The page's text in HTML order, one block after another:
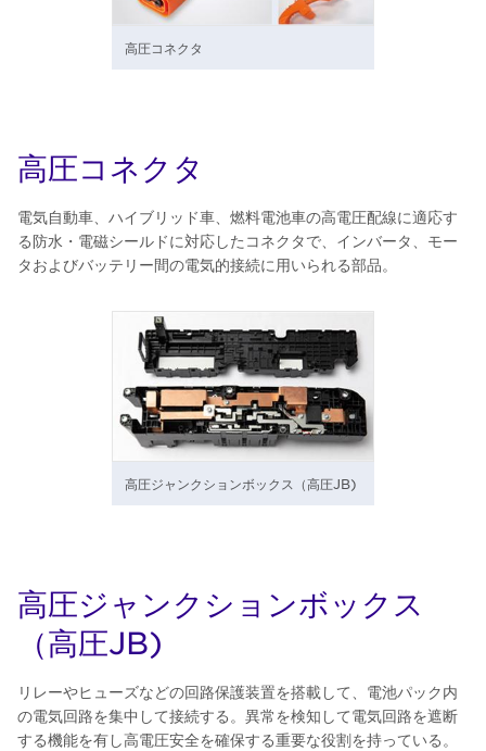
高圧コネクタ
高圧コネクタ
電気自動車、ハイブリッド車、燃料電池車の高電圧配線に適応す
る防水・電磁シールドに対応したコネクタで、インバータ、モー
タおよびバッテリー間の電気的接続に用いられる部品。
高圧ジャンクションボックス（高圧JB)
高圧ジャンクションボックス
（高圧JB)
リレーやヒューズなどの回路保護装置を搭載して、電池パック内
の電気回路を集中して接続する。異常を検知して電気回路を遮断
する機能を有し高電圧安全を確保する重要な役割を持っている。